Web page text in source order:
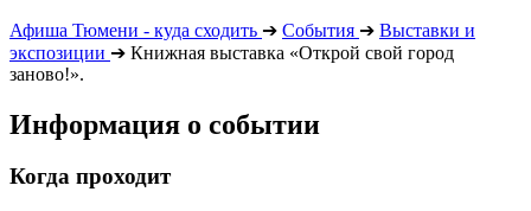
Афиша Тюмени - куда сходить ➔ События ➔ Выставки и
экспозиции ➔ Книжная выставка «Открой свой город
заново!».
Информация о событии
Когда проходит